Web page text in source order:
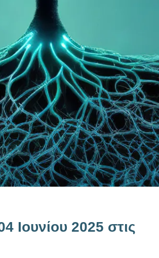
Ιουνίου 2025 στις